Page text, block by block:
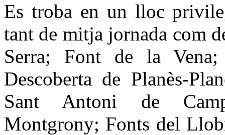
Es troba en un lloc
tant de mitja jornada com
Serra; Font de la
Descoberta de Planès-
Sant Antoni de
Montgrony; Fonts del